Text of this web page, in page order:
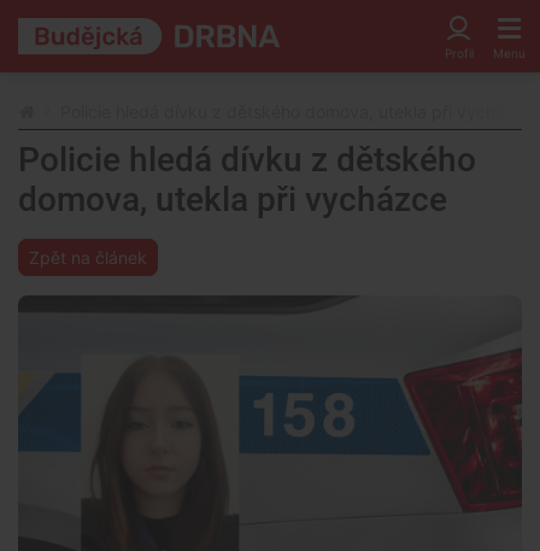
Policie hledá dívku z dětského
domova, utekla při vycházce
Zpět na článek